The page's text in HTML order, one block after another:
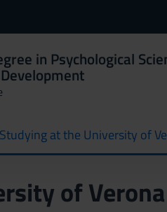
in Psychological
Studying at the University of
of Verona